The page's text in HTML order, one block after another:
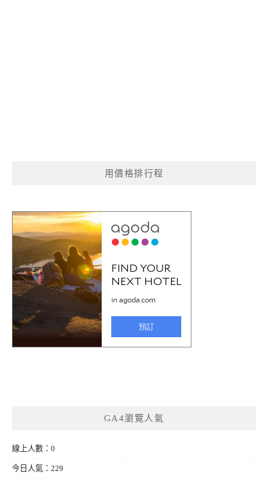
用價格排行程
GA4瀏覽人氣
線上人數：0
今日人氣：229